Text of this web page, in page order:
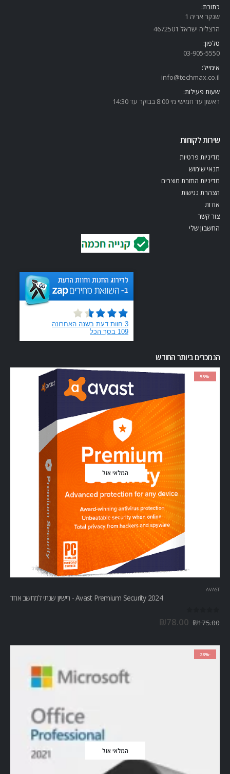
כתובת:
שנקר אריה 1
הרצליה ישראל 4672501
טלפון:
03-905-5550
אימייל:
info@techmax.co.il
שעות פעילות:
ראשון עד חמישי מי 8:00 בבוקר עד 14:30
שירות לקוחות
מדיניות פרטיות
תנאי שימוש
מדיניות החזרת מוצרים
הצהרת נגישות
אודות
צור קשר
החשבון שלי
הנמכרים ביותר החודש
-55%
המלאי אזל
AVAST
Avast Premium Security 2024 - רישיון שנתי למחשב אחד
₪175.00
₪78.00
-28%
המלאי אזל